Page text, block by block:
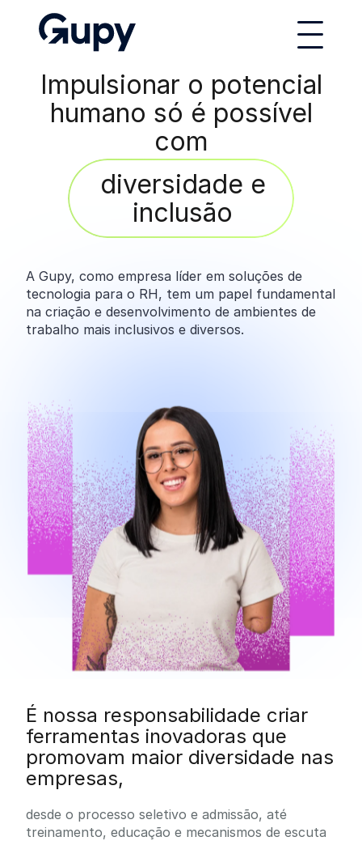
Impulsionar o potencial
humano só é possível
com
diversidade e
inclusão
A Gupy, como empresa líder em soluções de
tecnologia para o RH, tem um papel fundamental
na criação e desenvolvimento de ambientes de
trabalho mais inclusivos e diversos.
É nossa responsabilidade criar
ferramentas inovadoras que
promovam maior diversidade nas
empresas,
desde o processo seletivo e admissão, até
treinamento, educação e mecanismos de escuta